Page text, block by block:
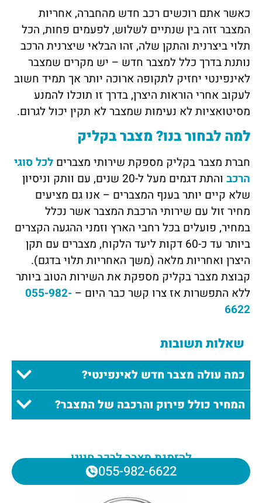
להזמנת מצבר לרכב חייגו
055-982-6622
כאשר אתם רוכשים רכב חדש מהחברה, אחריות
המצבר זזה בין שנתיים לשלוש, לפעמים פחות, הכל
תלוי ביצרנית והתקן שלה, זהו הבלאי שיצרנית הרכב
נותנת בדרך כלל למצבר חדש – יש מקרים שמצבר
לאינפינטי יחזיק לתקופה ארוכה יותר אך תמיד חשוב
לעקוב אחרי הוראות היצרן, בדרך זו תוכלו להמנע
מסיטואציות לא נעימות שמצבר לא תקין יכול לגרום.
למה לבחור בנו? מצבר בקליק
חברת מצבר בקליק מספקת שירותי מצברים לכל סוגי
הרכב
והתת דגמים מעל ל-20 שנים, עם וותק וניסיון
שלא קיים יותר בענף המצברים – אנו גם מציעים
מחיר זול עם שירותי הרכבת המצבר אשר נכלל
במחיר, פועלים בכל רחבי הארץ וזמני ההגעה הקצרים
ביותר עד כ-60 דקות ליעד הלקוח, מצברים עם תקן
היצרן ואחריות מלאה (משך האחריות תלוי בדגם).
קבוצת מצבר בקליק מספקת את השירות הטוב ביותר
ללא התפשרות אז צרו קשר כבר היום – 055-982-
6622
שאלות תשובות
כמה עולה מצבר חדש לאינפינטי?
המחיר כולל פירוק והרכבה של המצבר?